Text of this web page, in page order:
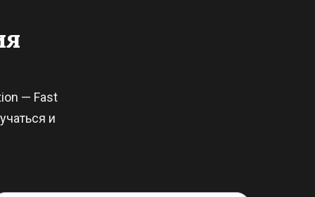
— Fast
и